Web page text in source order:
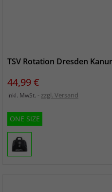
TSV Rotation Dresden
Preis
44,99 €
inkl. MwSt. zzgl. Versand
ONE SIZE